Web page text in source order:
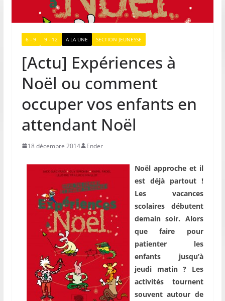
6 - 9 9 - 12 A LA UNE SECTION JEUNESSE
[Actu] Expériences à
Noël ou comment
occuper vos enfants en
attendant Noël
18 décembre 2014 Ender
Noël approche et il
est déjà partout !
Les vacances
scolaires débutent
demain soir. Alors
que faire pour
patienter les
enfants jusqu’à
jeudi matin ? Les
activités tournent
souvent autour de